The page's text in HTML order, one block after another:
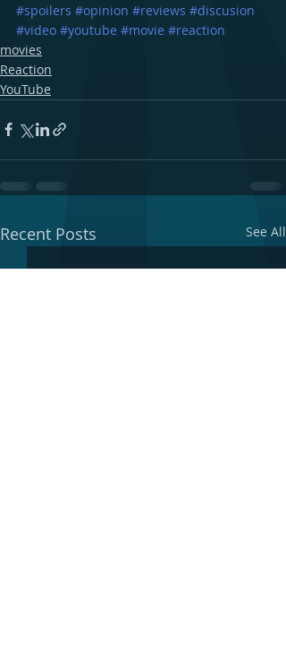
#spoilers #opinion #reviews #discusion
#video #youtube #movie #reaction
movies
Reaction
YouTube
Recent Posts See All